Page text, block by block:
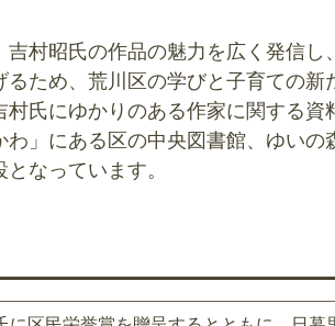
村昭氏の作品の魅力を広く発信
ため、荒川区の学びと子育ての
氏にゆかりのある作家に関する
」にある区の中央図書館、ゆい
なっています。